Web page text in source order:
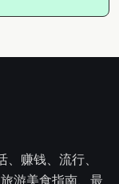
赚钱、流行、
游美食指南、最